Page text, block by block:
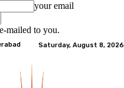
your email
mailed to you.
Saturday, August 8, 2026